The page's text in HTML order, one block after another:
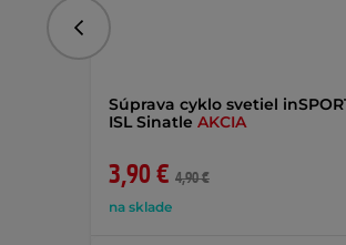
Súprava cyklo svetiel
ISL Sinatle AKCIA
3,90 € 4,90 €
na sklade
Predchádzajúce